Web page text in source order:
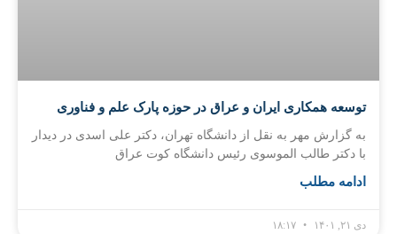
توسعه همکاری ایران و عراق در حوزه پارک علم و فناوری
به گزارش مهر به نقل از دانشگاه تهران، دکتر علی اسدی در دیدار
با دکتر طالب الموسوی رئیس دانشگاه کوت عراق
ادامه مطلب
دی ۲۱, ۱۴۰۱